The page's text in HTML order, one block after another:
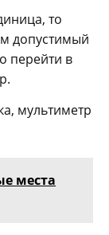
то
допустимый
перейти в
мультиметр
места